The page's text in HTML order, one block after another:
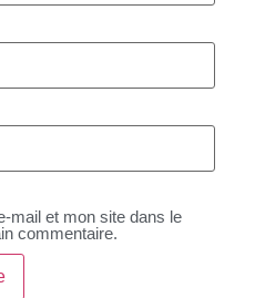
mail et mon site dans le
commentaire.